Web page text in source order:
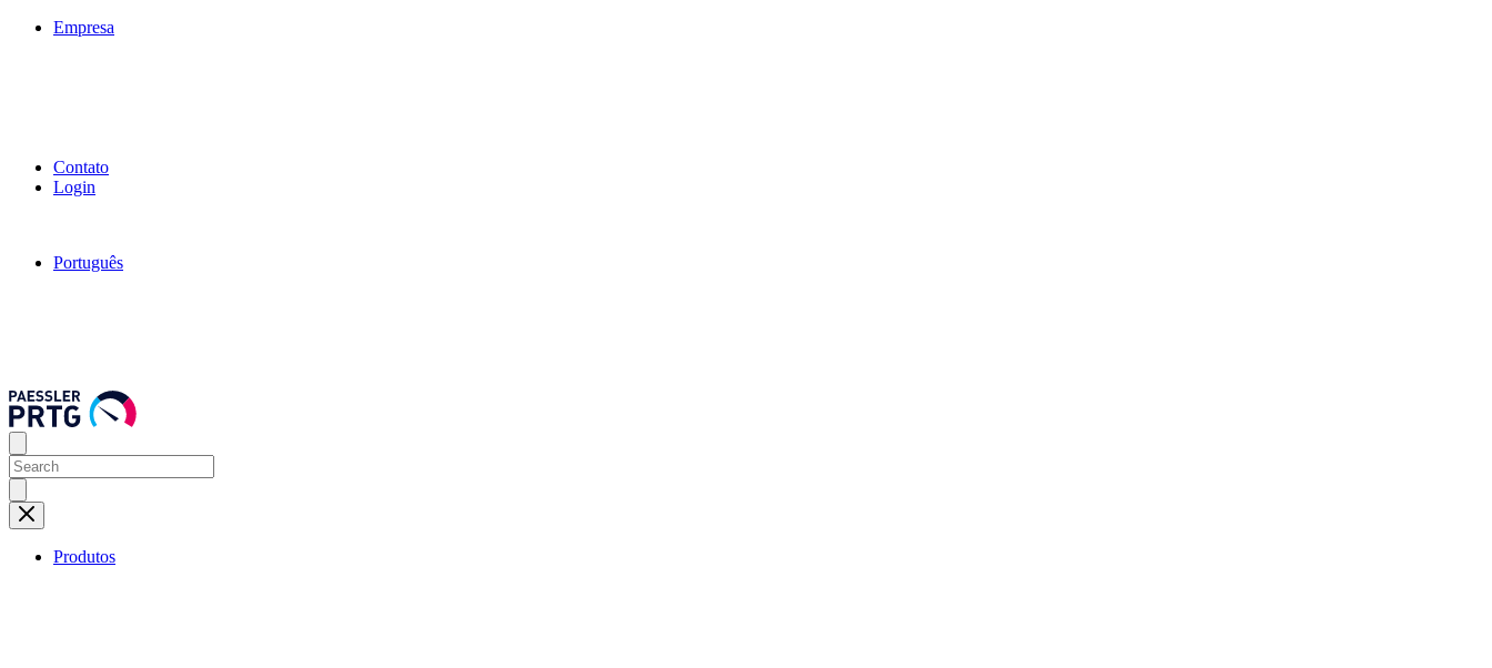
Empresa
Contato
Login
Português
Produtos